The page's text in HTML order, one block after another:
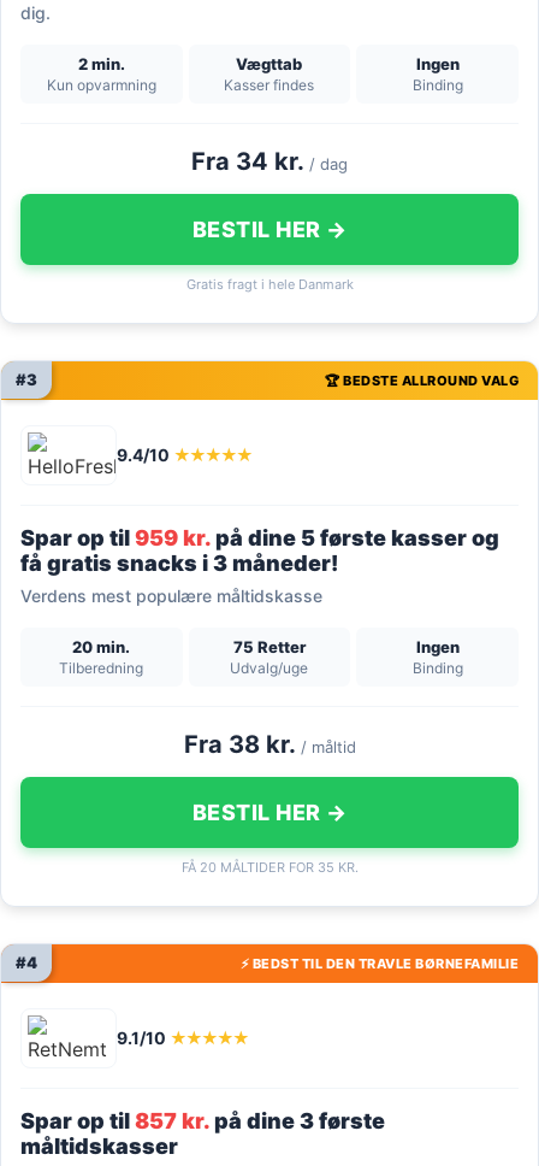
dig.
2 min.
Kun opvarmning
Vægttab
Kasser findes
Ingen
Binding
Fra 34 kr. / dag
BESTIL HER →
Gratis fragt i hele Danmark
🏆 BEDSTE ALLROUND VALG
#3
9.4/10 ★★★★★
Spar op til959 kr.på dine 5 første kasser og
få gratis snacks i 3 måneder!
Verdens mest populære måltidskasse
20 min.
Tilberedning
75 Retter
Udvalg/uge
Ingen
Binding
Fra 38 kr. / måltid
BESTIL HER →
FÅ 20 MÅLTIDER FOR 35 KR.
⚡ BEDST TIL DEN TRAVLE BØRNEFAMILIE
#4
9.1/10 ★★★★★
Spar op til857 kr.på dine 3 første
måltidskasser